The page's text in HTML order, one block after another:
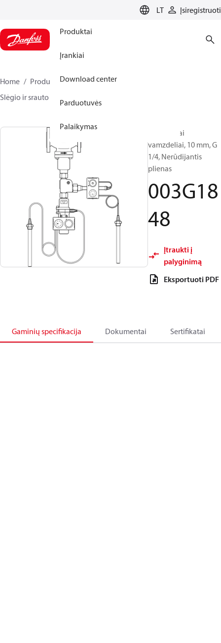
LT Įsiregistruoti
Produktai
Įrankiai
Download center
Parduotuvės
Palaikymas
Home Produktai
Climate Solutions for heating
Slėgio ir srauto reguliatoriai
Impulsiniai
vamzdeliai, 10 mm, G
1/4, Nerūdijantis
plienas
003G18
48
Įtraukti į
palyginimą
Eksportuoti PDF
Gaminių specifikacija Dokumentai Sertifikatai